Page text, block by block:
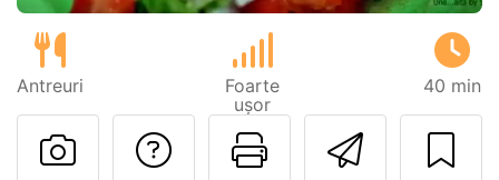
Antreuri
Foarte
ușor
40 min
Printează
Adresează o